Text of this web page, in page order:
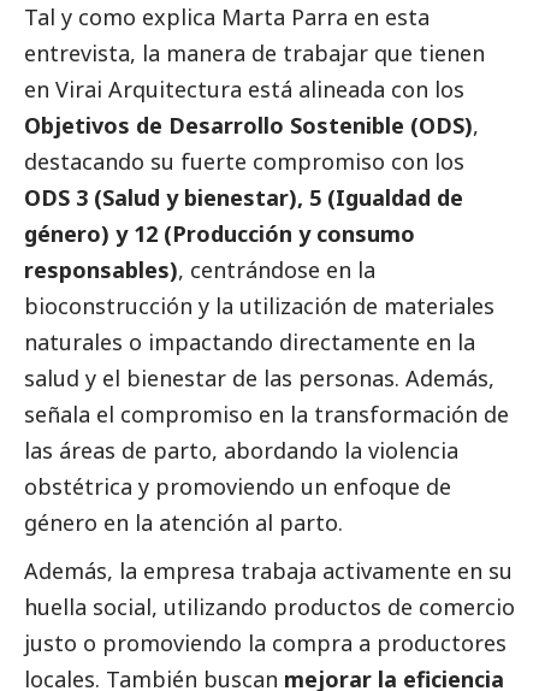
Tal y como explica Marta Parra en esta
entrevista, la manera de trabajar que tienen
en Virai Arquitectura está alineada con los
Objetivos de Desarrollo Sostenible (ODS),
destacando su fuerte compromiso con los
ODS 3 (Salud y bienestar), 5 (Igualdad de
género) y 12 (Producción y consumo
responsables), centrándose en la
bioconstrucción y la utilización de materiales
naturales o impactando directamente en la
salud y el bienestar de las personas. Además,
señala el compromiso en la transformación de
las áreas de parto, abordando la violencia
obstétrica y promoviendo un enfoque de
género en la atención al parto.
Además, la empresa trabaja activamente en su
huella social, utilizando productos de comercio
justo o promoviendo la compra a productores
locales. También buscan mejorar la eficiencia